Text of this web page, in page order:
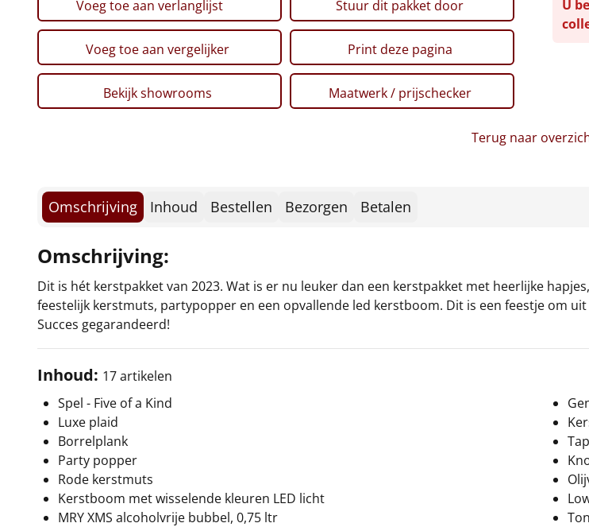
Voeg toe aan verlanglijst Stuur dit pakket door
Voeg toe aan vergelijker Print deze pagina
Bekijk showrooms Maatwerk / prijschecker
U
Terug naar
Omschrijving Inhoud Bestellen Bezorgen Betalen
Omschrijving:
Dit is hét kerstpakket van 2023. Wat is er nu leuker dan een kerstpakket met heerlijke
feestelijk kerstmuts, partypopper en een opvallende led kerstboom. Dit is een feestje om
Succes gegarandeerd!
Inhoud: 17 artikelen
Spel - Five of a Kind
Luxe plaid
Borrelplank
Party popper
Rode kerstmuts
Kerstboom met wisselende kleuren LED licht
MRY XMS alcoholvrije bubbel, 0,75 ltr